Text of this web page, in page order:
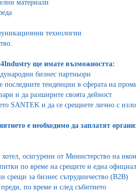
материали
технологии
ще имате възможността:
бизнес партньори
последните тенденции в сферата на
и да разширите своята дейност
SANTEK и да се срещнете лично с
е необходимо да заплатят
осигурени от Министерство на
по време на срещите и една
срещи за бизнес сътрудничество (B2B)
по време и след събитието